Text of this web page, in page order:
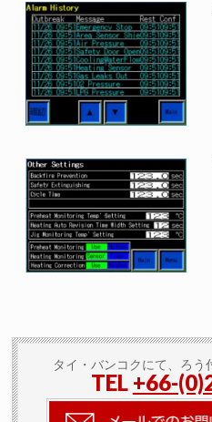
タイ・バンコクにて、ろう
TEL +66-